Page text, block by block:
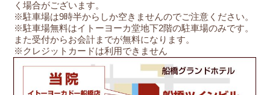
く場合がございます。
※駐車場は9時半からしか空きませんのでご注意ください。
※駐車場無料はイトーヨーカ堂地下2階の駐車場のみです。
また受付からお会計までが無料になります。
※クレジットカードは利用できません